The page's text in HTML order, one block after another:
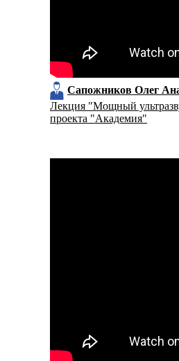
Сапожников Олег
Лекция "Мощный
проекта "Академия"